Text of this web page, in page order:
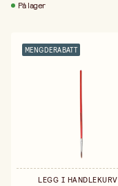
På lager
MENGDERABATT
LEGG I HANDLEKURV